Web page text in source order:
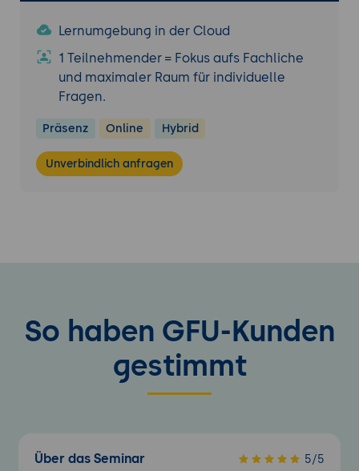
Lernumgebung in der Cloud
1 Teilnehmender = Fokus aufs Fachliche
und maximaler Raum für individuelle
Fragen.
Präsenz Online Hybrid
Unverbindlich anfragen
So haben GFU-Kunden
gestimmt
Über das Seminar 5/5